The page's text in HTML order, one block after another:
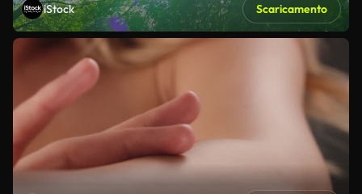
iStock Scaricamento